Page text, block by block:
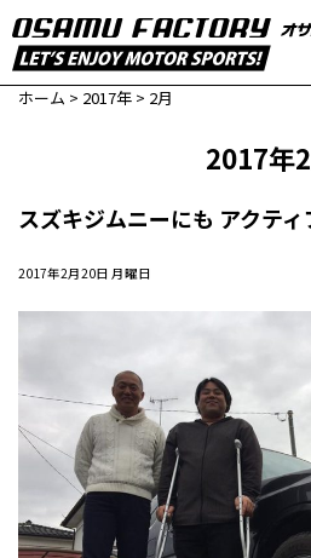
ホーム > 2017年 > 2月
2017年
スズキジムニーにも アクテ
2017年2月20日 月曜日